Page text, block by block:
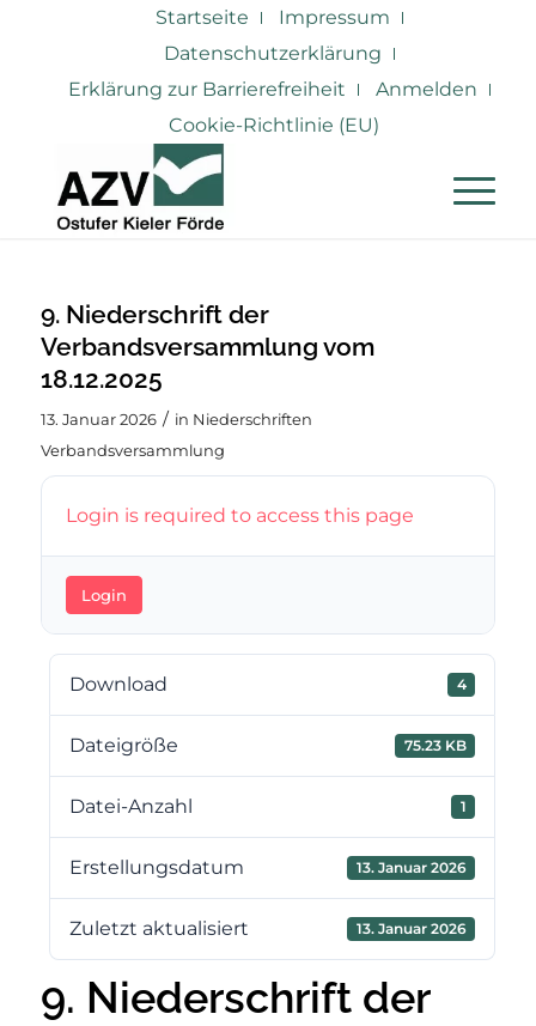
Startseite
Impressum
Datenschutzerklärung
Erklärung zur Barrierefreiheit
Anmelden
Cookie-Richtlinie (EU)
9. Niederschrift der
Verbandsversammlung vom
18.12.2025
13. Januar 2026 / in Niederschriften
Verbandsversammlung
Login is required to access this page
Login
Download 4
Dateigröße 75.23 KB
Datei-Anzahl 1
Erstellungsdatum 13. Januar 2026
Zuletzt aktualisiert 13. Januar 2026
9. Niederschrift der